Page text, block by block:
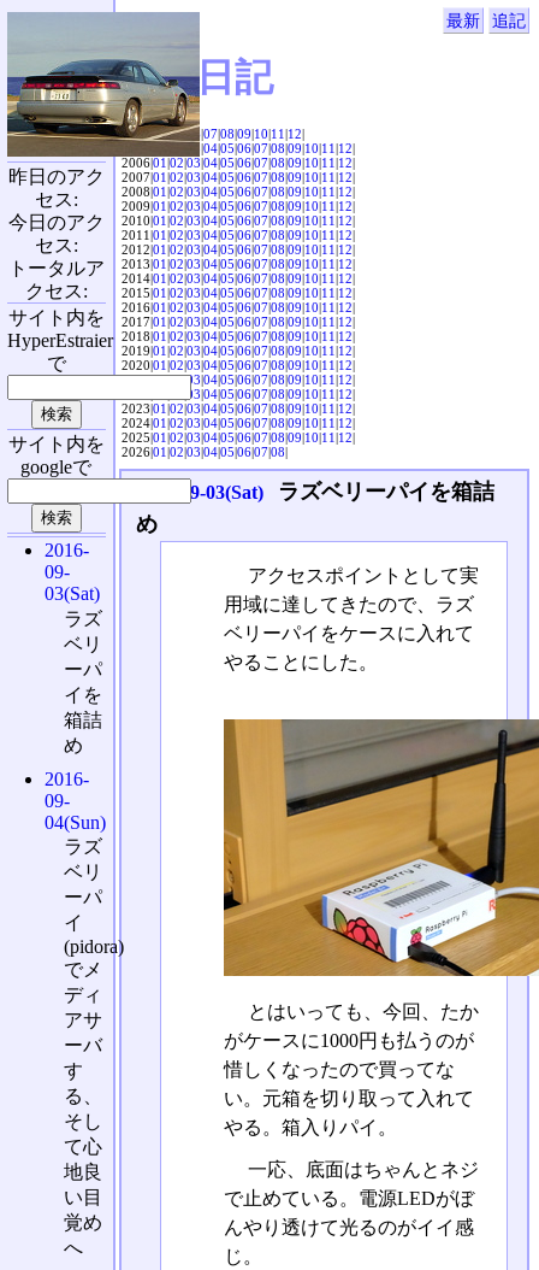
最新 追記
SVX日記
2004|04|05|06|07|08|09|10|11|12|
|04|05|06|07|08|09|10|11|12|
2006|01|02|03|04|05|06|07|08|09|10|11|12|
2007|01|02|03|04|05|06|07|08|09|10|11|12|
2008|01|02|03|04|05|06|07|08|09|10|11|12|
2009|01|02|03|04|05|06|07|08|09|10|11|12|
2010|01|02|03|04|05|06|07|08|09|10|11|12|
2011|01|02|03|04|05|06|07|08|09|10|11|12|
2012|01|02|03|04|05|06|07|08|09|10|11|12|
2013|01|02|03|04|05|06|07|08|09|10|11|12|
2014|01|02|03|04|05|06|07|08|09|10|11|12|
2015|01|02|03|04|05|06|07|08|09|10|11|12|
2016|01|02|03|04|05|06|07|08|09|10|11|12|
2017|01|02|03|04|05|06|07|08|09|10|11|12|
2018|01|02|03|04|05|06|07|08|09|10|11|12|
2019|01|02|03|04|05|06|07|08|09|10|11|12|
2020|01|02|03|04|05|06|07|08|09|10|11|12|
2021|01|02|03|04|05|06|07|08|09|10|11|12|
03|04|05|06|07|08|09|10|11|12|
2023|01|02|03|04|05|06|07|08|09|10|11|12|
2024|01|02|03|04|05|06|07|08|09|10|11|12|
2025|01|02|03|04|05|06|07|08|09|10|11|12|
2026|01|02|03|04|05|06|07|08|
2016-09-03(Sat)
ラズベリーパイを箱詰
め
アクセスポイントとして実
用域に達してきたので、ラズ
ベリーパイをケースに入れて
やることにした。
とはいっても、今回、たか
がケースに1000円も払うのが
惜しくなったので買ってな
い。元箱を切り取って入れて
やる。箱入りパイ。
一応、底面はちゃんとネジ
で止めている。電源LEDがぼ
んやり透けて光るのがイイ感
じ。
昨日のアク
セス:
今日のアク
セス:
トータルア
クセス:
サイト内を
HyperEstraier
で
サイト内を
googleで
2016-
09-
03(Sat)
ラズ
ベリ
ーパ
イを
箱詰
め
2016-
09-
04(Sun)
ラズ
ベリ
ーパ
イ
(pidora)
でメ
ディ
アサ
ーバ
す
る、
そし
て心
地良
い目
覚め
へ